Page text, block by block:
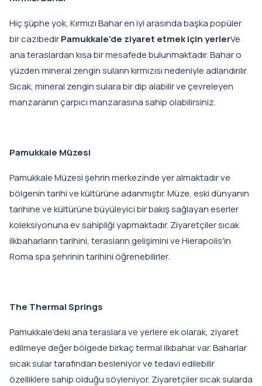
Hiç şüphe yok, Kırmızı Bahar en iyi arasında başka popüler
bir cazibedirPamukkale'de ziyaret etmek için yerlerVe
ana teraslardan kısa bir mesafede bulunmaktadır. Bahar o
yüzden mineral zengin suların kırmızısı nedeniyle adlandırılır.
Sıcak, mineral zengin sulara bir dip alabilir ve çevreleyen
manzaranın çarpıcı manzarasına sahip olabilirsiniz.
Pamukkale Müzesi
Pamukkale Müzesi şehrin merkezinde yer almaktadır ve
bölgenin tarihi ve kültürüne adanmıştır. Müze, eski dünyanın
tarihine ve kültürüne büyüleyici bir bakış sağlayan eserler
koleksiyonuna ev sahipliği yapmaktadır. Ziyaretçiler sıcak
ilkbaharların tarihini, terasların gelişimini ve Hierapolis'in
Roma spa şehrinin tarihini öğrenebilirler.
The Thermal Springs
Pamukkale'deki ana teraslara ve yerlere ek olarak, ziyaret
edilmeye değer bölgede birkaç termal ilkbahar var. Baharlar
sıcak sular tarafından besleniyor ve tedavi edilebilir
özelliklere sahip olduğu söyleniyor. Ziyaretçiler sıcak sularda